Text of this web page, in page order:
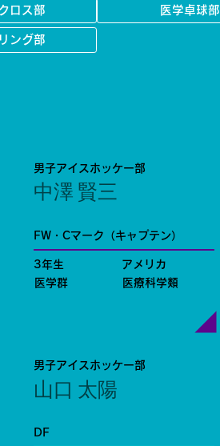
ロス部 医学卓球部
ング部
男子アイスホッケー部
中澤 賢三
FW・Cマーク（キャプテン）
3年生
アメリカ
医学群
医療科学類
男子アイスホッケー部
山口 太陽
DF